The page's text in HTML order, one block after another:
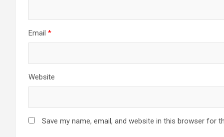
Email *
Website
Save my name, email, and website in this browser for